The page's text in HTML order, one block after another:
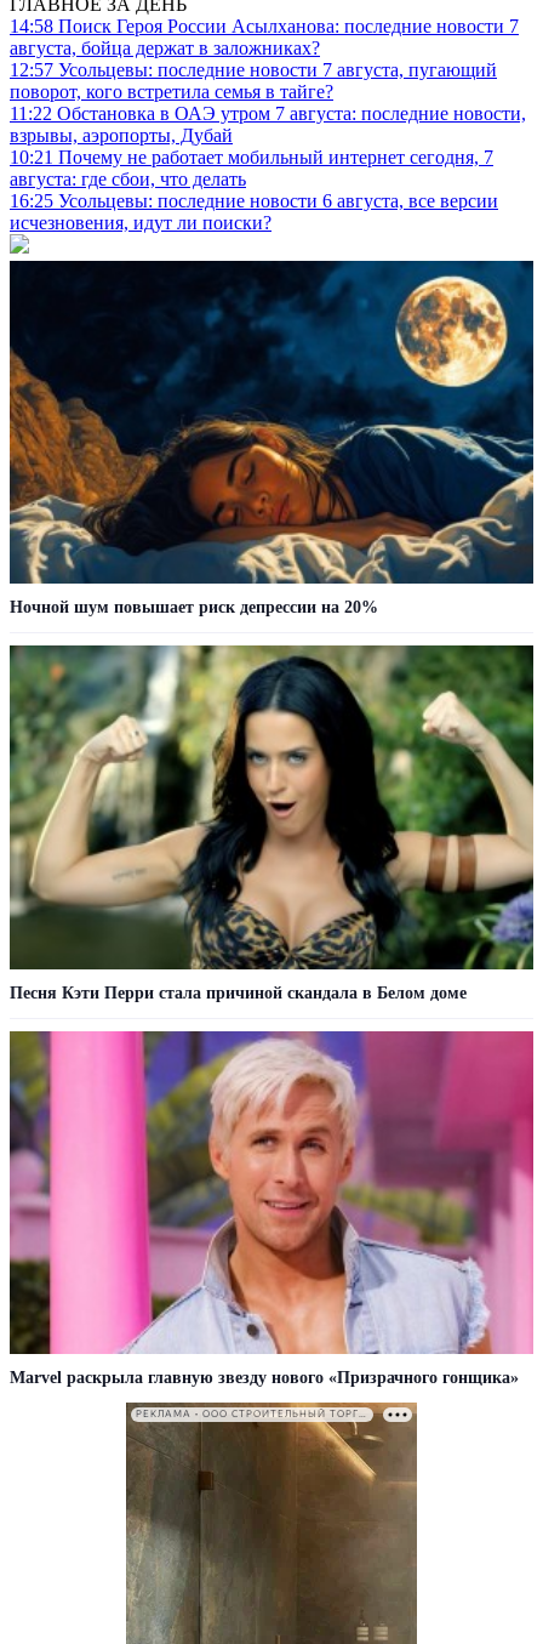
14:58 Поиск Героя России Асылханова: последние новости 7
августа, бойца держат в заложниках?
12:57 Усольцевы: последние новости 7 августа, пугающий
поворот, кого встретила семья в тайге?
11:22 Обстановка в ОАЭ утром 7 августа: последние новости,
взрывы, аэропорты, Дубай
10:21 Почему не работает мобильный интернет сегодня, 7
августа: где сбои, что делать
16:25 Усольцевы: последние новости 6 августа, все версии
исчезновения, идут ли поиски?
Ночной шум повышает риск депрессии на 20%
Песня Кэти Перри стала причиной скандала в Белом доме
Marvel раскрыла главную звезду нового «Призрачного гонщика»
РЕКЛАМА • ООО СТРОИТЕЛЬНЫЙ ТОРГОВЫЙ ДОМ «ПЕТРОВИЧ». ИНН: 7802348846